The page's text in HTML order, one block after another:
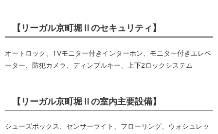
【リーガル京町堀Ⅱのセキュリティ】
オートロック、TVモニター付きインターホン、モニター付きエレベ
ーター、防犯カメラ、ディンブルキー、上下2ロックシステム
【リーガル京町堀Ⅱの室内主要設備】
シューズボックス、センサーライト、フローリング、ウォシュレッ